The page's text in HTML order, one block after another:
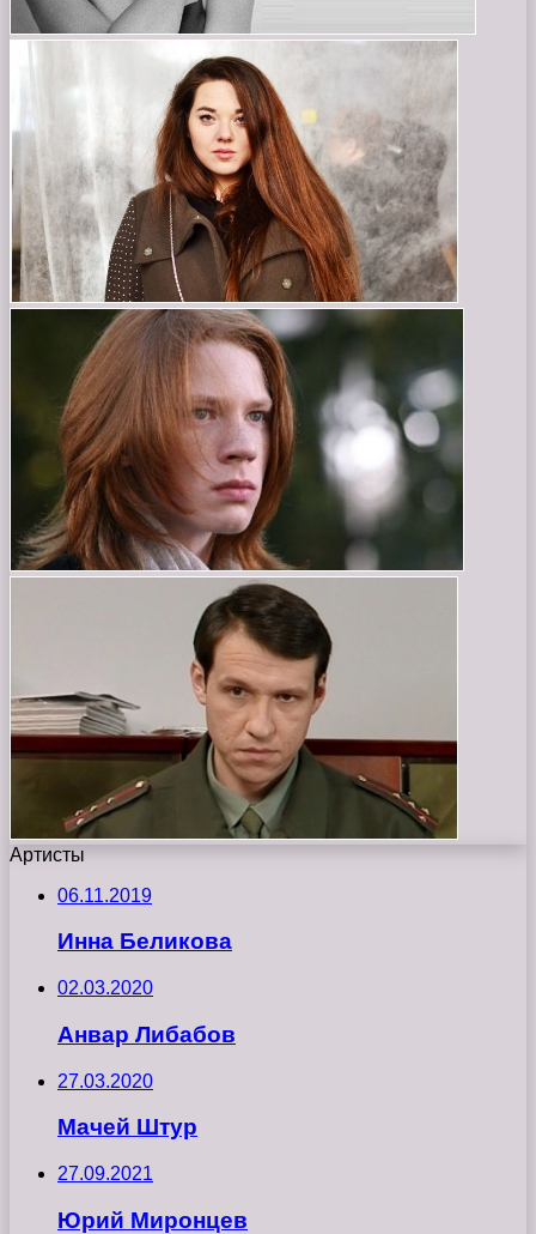
Артисты
06.11.2019
Инна Беликова
02.03.2020
Анвар Либабов
27.03.2020
Мачей Штур
27.09.2021
Юрий Миронцев